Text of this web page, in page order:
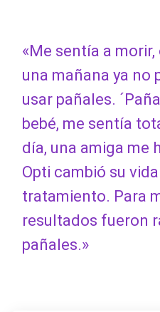
«Me sentía a
una mañana ya no
usar pañales.
bebé, me sentía
día, una amiga me
Opti cambió su
tratamiento. Para
resultados fueron
pañales.»